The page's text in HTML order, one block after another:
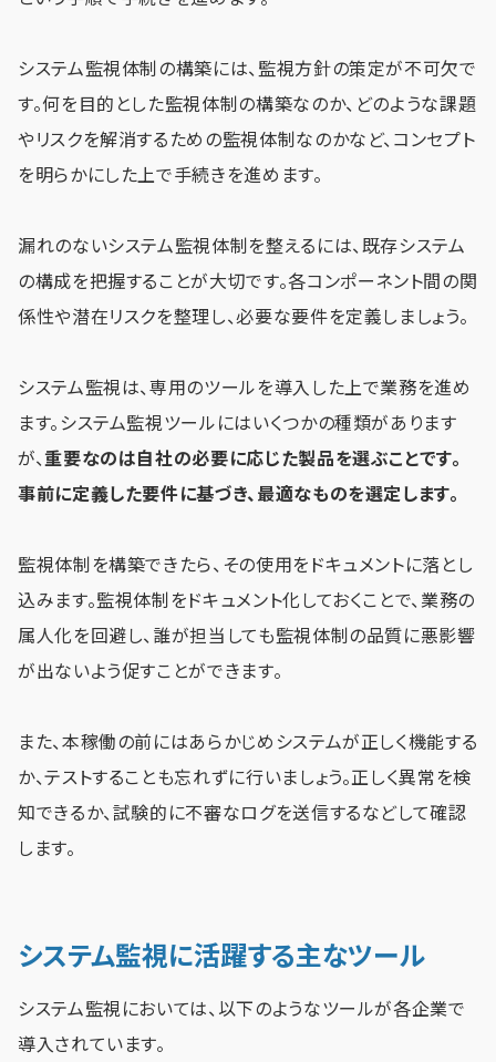
システム監視体制の構築には、監視方針の策定が不可欠で
す。何を目的とした監視体制の構築なのか、どのような課題
やリスクを解消するための監視体制なのかなど、コンセプト
を明らかにした上で手続きを進めます。
漏れのないシステム監視体制を整えるには、既存システム
の構成を把握することが大切です。各コンポーネント間の関
係性や潜在リスクを整理し、必要な要件を定義しましょう。
システム監視は、専用のツールを導入した上で業務を進め
ます。システム監視ツールにはいくつかの種類があります
が、重要なのは自社の必要に応じた製品を選ぶことです。
事前に定義した要件に基づき、最適なものを選定します。
監視体制を構築できたら、その使用をドキュメントに落とし
込みます。監視体制をドキュメント化しておくことで、業務の
属人化を回避し、誰が担当しても監視体制の品質に悪影響
が出ないよう促すことができます。
また、本稼働の前にはあらかじめシステムが正しく機能する
か、テストすることも忘れずに行いましょう。正しく異常を検
知できるか、試験的に不審なログを送信するなどして確認
します。
システム監視に活躍する主なツール
システム監視においては、以下のようなツールが各企業で
導入されています。